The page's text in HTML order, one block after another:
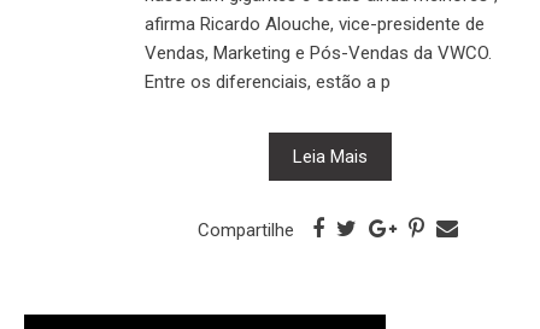
afirma Ricardo Alouche, vice-presidente de
Vendas, Marketing e Pós-Vendas da VWCO.
Entre os diferenciais, estão a p
Leia Mais
Compartilhe